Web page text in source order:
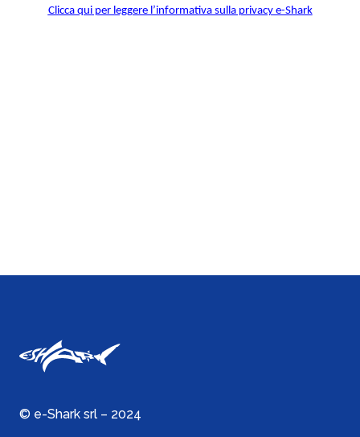
Clicca qui per leggere l’informativa sulla privacy e-Shark
© e-Shark srl – 2024